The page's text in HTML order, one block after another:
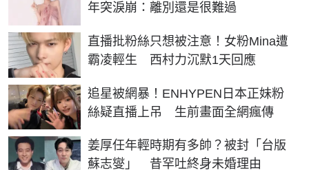
年突淚崩：離別還是很難過
直播批粉絲只想被注意！女粉Mina遭
霸凌輕生 西村力沉默1天回應
追星被網暴！ENHYPEN日本正妹粉
絲疑直播上吊 生前畫面全網瘋傳
姜厚任年輕時期有多帥？被封「台版
蘇志燮」 昔罕吐終身未婚理由